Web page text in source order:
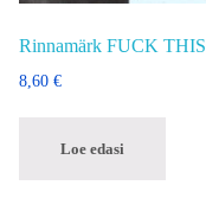
Rinnamärk FUCK THIS
8,60 €
Loe edasi